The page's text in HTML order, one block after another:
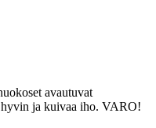
avautuvat
hyvin ja kuivaa iho. VARO!